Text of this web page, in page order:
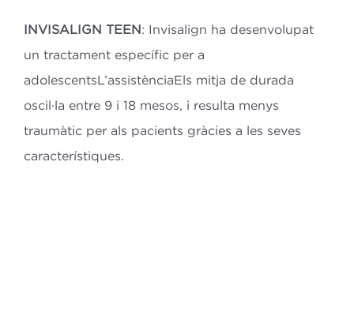
INVISALIGN TEEN: Invisalign ha desenvolupat
un tractament específic per a
adolescentsL’assistènciaEls mitja de durada
oscil·la entre 9 i 18 mesos, i resulta menys
traumàtic per als pacients gràcies a les seves
característiques.